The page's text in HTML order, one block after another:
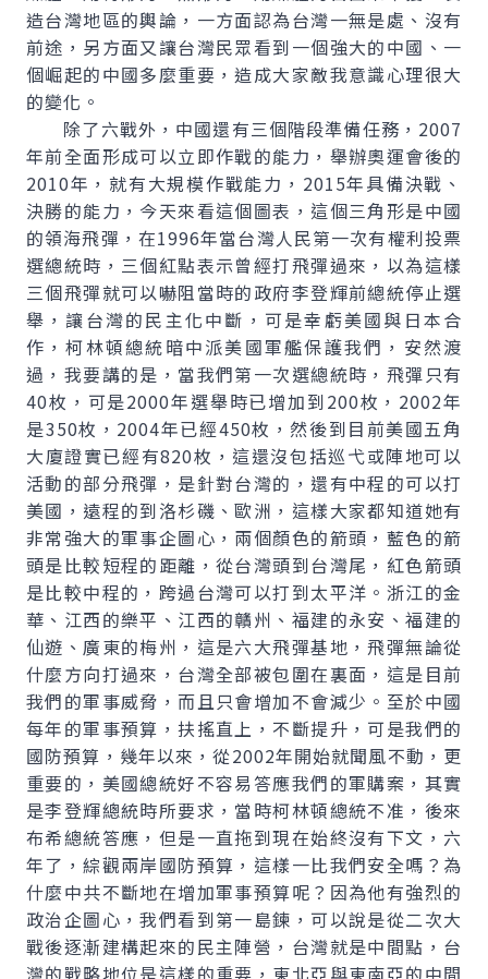
造台灣地區的輿論，一方面認為台灣一無是處、沒有
前途，另方面又讓台灣民眾看到一個強大的中國、一
個崛起的中國多麼重要，造成大家敵我意識心理很大
的變化。
除了六戰外，中國還有三個階段準備任務，2007
年前全面形成可以立即作戰的能力，舉辦奧運會後的
2010年，就有大規模作戰能力，2015年具備決戰、
決勝的能力，今天來看這個圖表，這個三角形是中國
的領海飛彈，在1996年當台灣人民第一次有權利投票
選總統時，三個紅點表示曾經打飛彈過來，以為這樣
三個飛彈就可以嚇阻當時的政府李登輝前總統停止選
舉，讓台灣的民主化中斷，可是幸虧美國與日本合
作，柯林頓總統暗中派美國軍艦保護我們，安然渡
過，我要講的是，當我們第一次選總統時，飛彈只有
40枚，可是2000年選舉時已增加到200枚，2002年
是350枚，2004年已經450枚，然後到目前美國五角
大廈證實已經有820枚，這還沒包括巡弋或陣地可以
活動的部分飛彈，是針對台灣的，還有中程的可以打
美國，遠程的到洛杉磯、歐洲，這樣大家都知道她有
非常強大的軍事企圖心，兩個顏色的箭頭，藍色的箭
頭是比較短程的距離，從台灣頭到台灣尾，紅色箭頭
是比較中程的，跨過台灣可以打到太平洋。浙江的金
華、江西的樂平、江西的贛州、福建的永安、福建的
仙遊、廣東的梅州，這是六大飛彈基地，飛彈無論從
什麼方向打過來，台灣全部被包圍在裏面，這是目前
我們的軍事威脅，而且只會增加不會減少。至於中國
每年的軍事預算，扶搖直上，不斷提升，可是我們的
國防預算，幾年以來，從2002年開始就聞風不動，更
重要的，美國總統好不容易答應我們的軍購案，其實
是李登輝總統時所要求，當時柯林頓總統不准，後來
布希總統答應，但是一直拖到現在始終沒有下文，六
年了，綜觀兩岸國防預算，這樣一比我們安全嗎？為
什麼中共不斷地在增加軍事預算呢？因為他有強烈的
政治企圖心，我們看到第一島鍊，可以說是從二次大
戰後逐漸建構起來的民主陣營，台灣就是中間點，台
灣的戰略地位是這樣的重要，東北亞與東南亞的中間